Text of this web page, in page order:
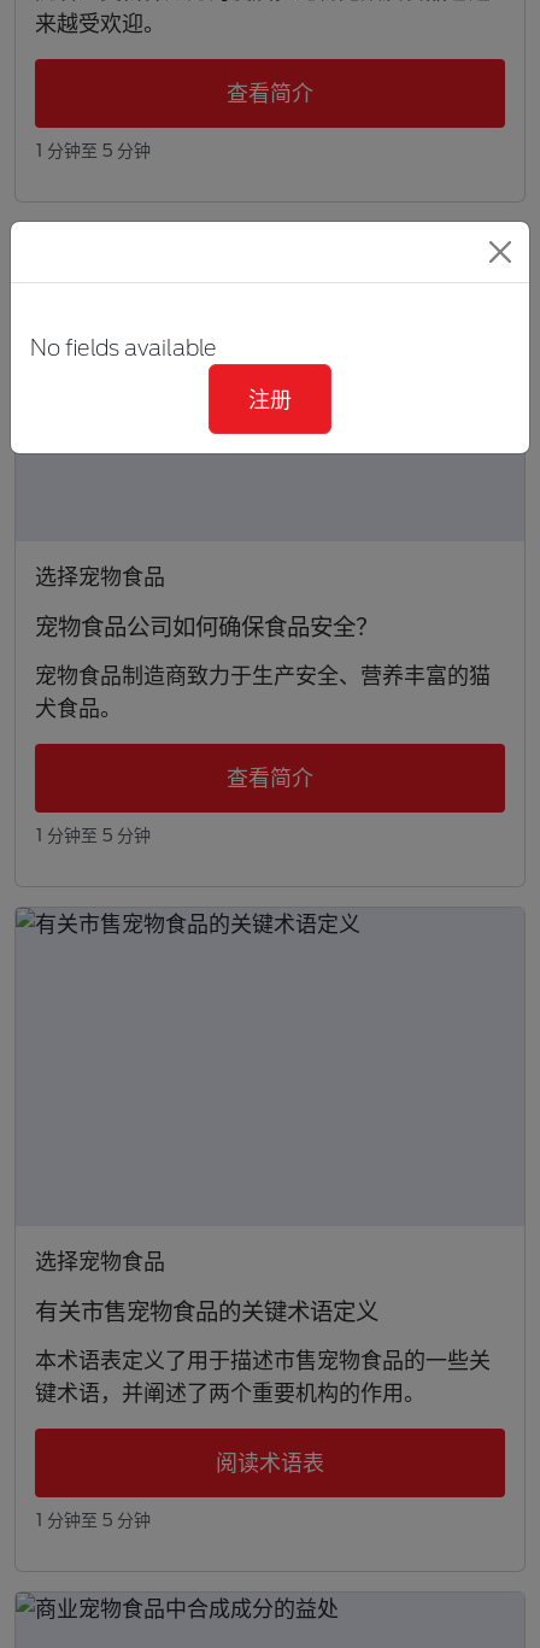
来越受欢迎。
查看简介
1 分钟至 5 分钟
选择宠物食品
宠物食品公司如何确保食品安全？
宠物食品制造商致力于生产安全、营养丰富的猫
犬食品。
查看简介
1 分钟至 5 分钟
选择宠物食品
有关市售宠物食品的关键术语定义
本术语表定义了用于描述市售宠物食品的一些关
键术语，并阐述了两个重要机构的作用。
阅读术语表
1 分钟至 5 分钟
No fields available
注册